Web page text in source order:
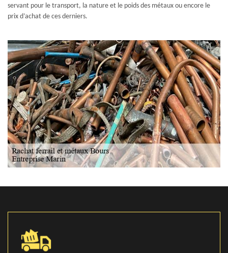
servant pour le transport, la nature et le poids des métaux ou encore le
prix d’achat de ces derniers.